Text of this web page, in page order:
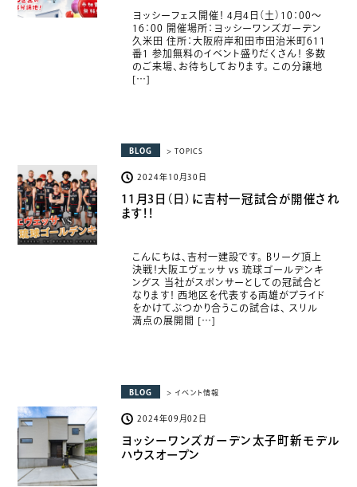
ヨッシーフェス開催！ 4月4日（土）10：00～
16：00 開催場所：ヨッシーワンズガーデン
久米田 住所：大阪府岸和田市田治米町611
番1 参加無料のイベント盛りだくさん！ 多数
のご来場、お待ちしております。 この分譲地
[…]
BLOG > TOPICS
2024年10月30日
11月3日（日）に吉村一冠試合が開催され
ます！！
こんにちは、吉村一建設です。 Bリーグ頂上
決戦！大阪エヴェッサ vs 琉球ゴールデンキ
ングス 当社がスポンサーとしての冠試合と
なります！ 西地区を代表する両雄がプライド
をかけてぶつかり合うこの試合は、 スリル
満点の展開間 […]
BLOG > イベント情報
2024年09月02日
ヨッシーワンズガーデン太子町新モデル
ハウスオープン